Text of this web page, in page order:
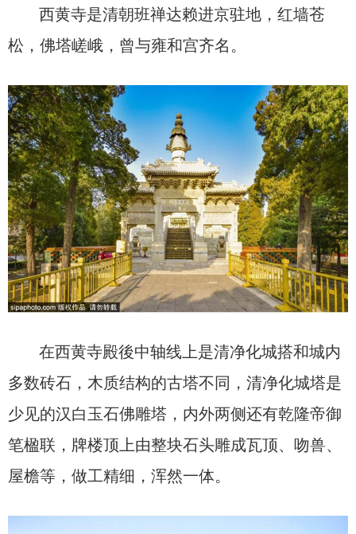
西黄寺是清朝班禅达赖进京驻地，红墙苍
松，佛塔嵯峨，曾与雍和宫齐名。
在西黄寺殿後中轴线上是清净化城搭和城内
多数砖石，木质结构的古塔不同，清净化城塔是
少见的汉白玉石佛雕塔，内外两侧还有乾隆帝御
笔楹联，牌楼顶上由整块石头雕成瓦顶、吻兽、
屋檐等，做工精细，浑然一体。